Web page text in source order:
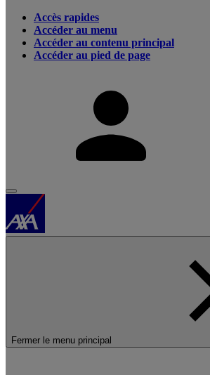
Accès rapides
Accéder au menu
Accéder au contenu principal
Accéder au pied de page
Fermer le menu principal